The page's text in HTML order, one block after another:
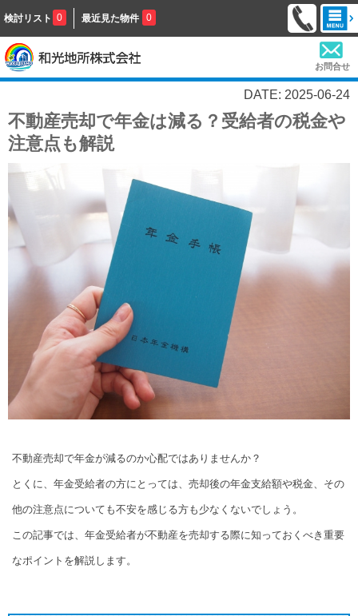
検討リスト 0 最近見た物件 0
お問合せ
DATE: 2025-06-24
不動産売却で年金は減る？受給者の税金や
注意点も解説
不動産売却で年金が減るのか心配ではありませんか？
とくに、年金受給者の方にとっては、売却後の年金支給額や税金、その
他の注意点についても不安を感じる方も少なくないでしょう。
この記事では、年金受給者が不動産を売却する際に知っておくべき重要
なポイントを解説します。